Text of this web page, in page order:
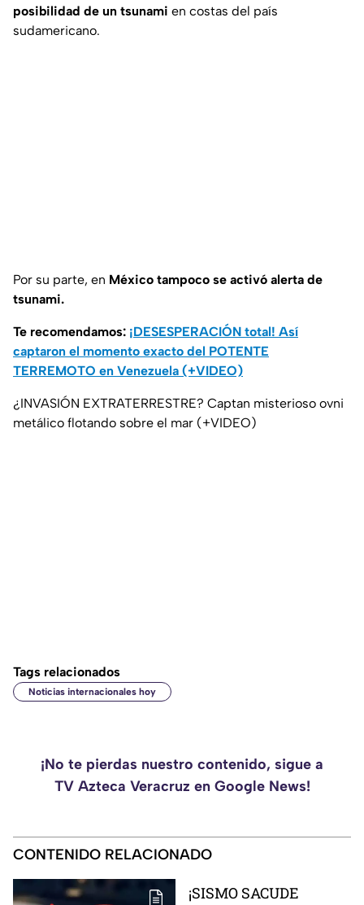
posibilidad de un tsunami en costas del país
sudamericano.
Por su parte, en México tampoco se activó alerta de
tsunami.
Te recomendamos: ¡DESESPERACIÓN total! Así
captaron el momento exacto del POTENTE
TERREMOTO en Venezuela (+VIDEO)
¿INVASIÓN EXTRATERRESTRE? Captan misterioso ovni
metálico flotando sobre el mar (+VIDEO)
Tags relacionados
Noticias internacionales hoy
¡No te pierdas nuestro contenido, sigue a
TV Azteca Veracruz en Google News!
CONTENIDO RELACIONADO
¡SISMO SACUDE